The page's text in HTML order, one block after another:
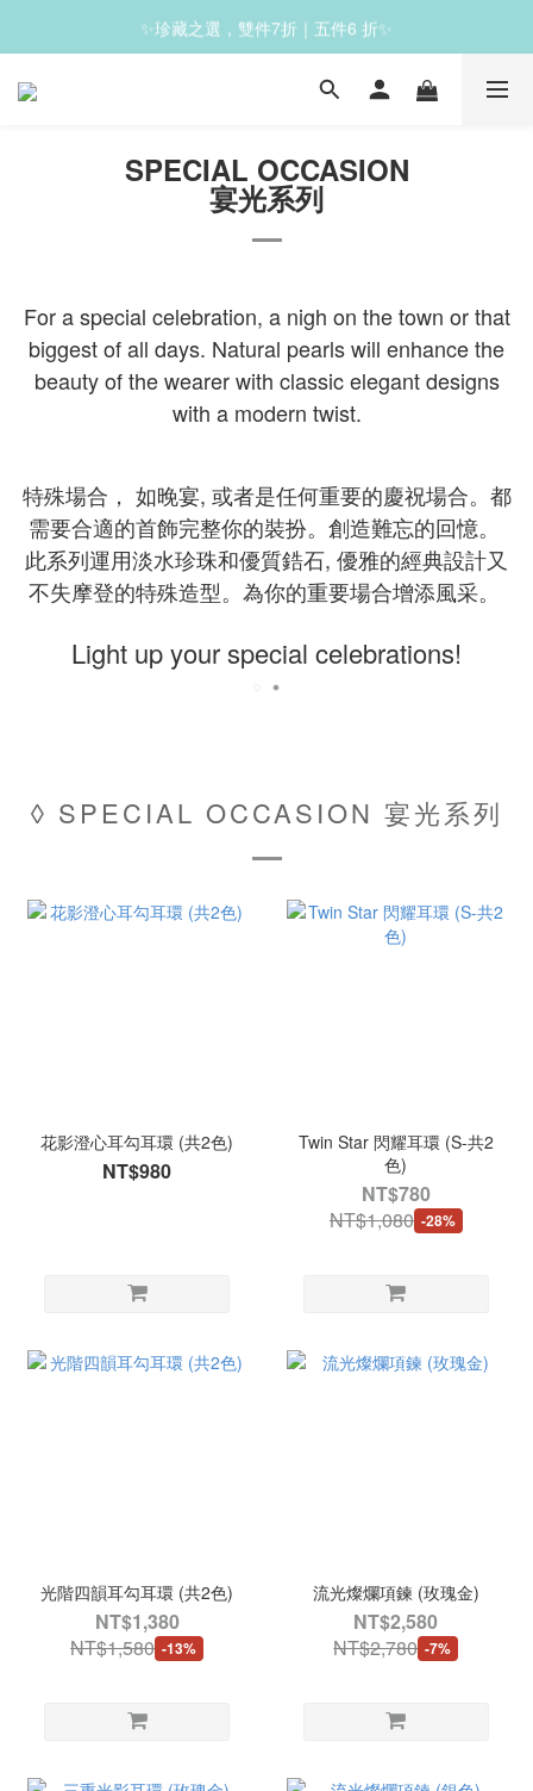
✨滿1200免運✨
✨珍藏之選，雙件7折｜五件6 折✨
SPECIAL OCCASION
宴光系列
For a special celebration, a nigh on the town or that
biggest of all days. Natural pearls will enhance the
beauty of the wearer with classic elegant designs
with a modern twist.
特殊場合， 如晚宴, 或者是任何重要的慶祝場合。都
需要合適的首飾完整你的裝扮。創造難忘的回憶。
此系列運用淡水珍珠和優質鋯石, 優雅的經典設計又
不失摩登的特殊造型。為你的重要場合增添風采。
Light up your special celebrations!
◊ SPECIAL OCCASION 宴光系列
花影澄心耳勾耳環 (共2色)
NT$980
Twin Star 閃耀耳環 (S-共2
色)
NT$780
NT$1,080 -28%
光階四韻耳勾耳環 (共2色)
NT$1,380
NT$1,580 -13%
流光燦爛項鍊 (玫瑰金)
NT$2,580
NT$2,780 -7%